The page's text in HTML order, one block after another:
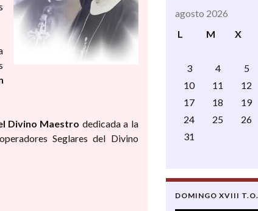
Divino Maestro dedicada a la
Seglares del Divino
agosto 2026
L
M X
3 4
5
10
11
12
17
18
19
24
25
26
31
DOMINGO XVIII